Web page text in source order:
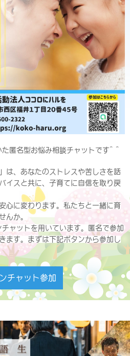
匿名型お悩み相談チャットです^ ^
は、あなたのストレスや苦しさを話
イスと共に、子育てに自信を取り戻
心に変わります。私たちと一緒に育
んか。
ャットを用いています。匿名で参加
ます。まずは下記ボタンから参加し
チャット参加